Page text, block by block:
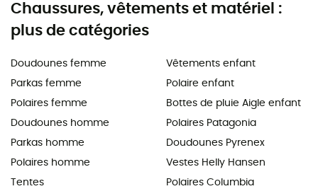
Chaussures, vêtements et matériel :
plus de catégories
Doudounes femme
Parkas femme
Polaires femme
Doudounes homme
Parkas homme
Polaires homme
Tentes
Vêtements enfant
Polaire enfant
Bottes de pluie Aigle enfant
Polaires Patagonia
Doudounes Pyrenex
Vestes Helly Hansen
Polaires Columbia